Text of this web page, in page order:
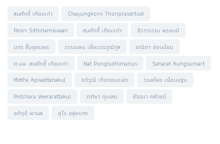
สมศักดิ์ เทียมเก่า
Chayungkorn Thonprasertvat
Pasiri Sithinamsuwan
สมศักดิ์ เทียมเก่า
จิราวรรณ พรหมมี
มกร ลิ้มอุดมพร
วรรณพร เอี่ยมวรวุฒิกุล
ชณิตา อ่อนน้อม
ศ.นพ. สมศักดิ์ เทียมเก่า
Nat Pongsuthimanus
Saharat Aungsumart
Metha Apiwattanakul
อภิวุฒิ เกิดดอนแฝก
วรงค์พร เผื่อนปฐม
Potchara Veerarattakul
ตติยา ทุมเสน
อัจฉรา คล้ายมี
อภิฤดี พาผล
อุไร ขลุ่ยนาค